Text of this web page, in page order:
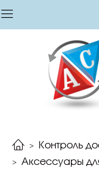
Контроль
Аксессуары